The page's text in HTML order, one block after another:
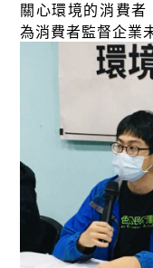
關心環境的消費
為消費者監督企業